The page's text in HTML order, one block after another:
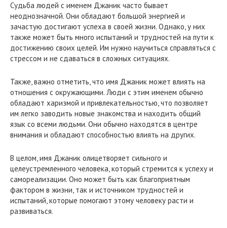
Судьба людей с именем Джаник часто бывает
неоднозначной. Они обладают большой энергией и
зачастую достигают успеха в своей жизни. Однако, у них
также может быть много испытаний и трудностей на пути к
достижению своих целей. Им нужно научиться справляться с
стрессом и не сдаваться в сложных ситуациях.
Также, важно отметить, что имя Джаник может влиять на
отношения с окружающими. Люди с этим именем обычно
обладают харизмой и привлекательностью, что позволяет
им легко заводить новые знакомства и находить общий
язык со всеми людьми. Они обычно находятся в центре
внимания и обладают способностью влиять на других.
В целом, имя Джаник олицетворяет сильного и
целеустремленного человека, который стремится к успеху и
самореализации. Оно может быть как благоприятным
фактором в жизни, так и источником трудностей и
испытаний, которые помогают этому человеку расти и
развиваться.